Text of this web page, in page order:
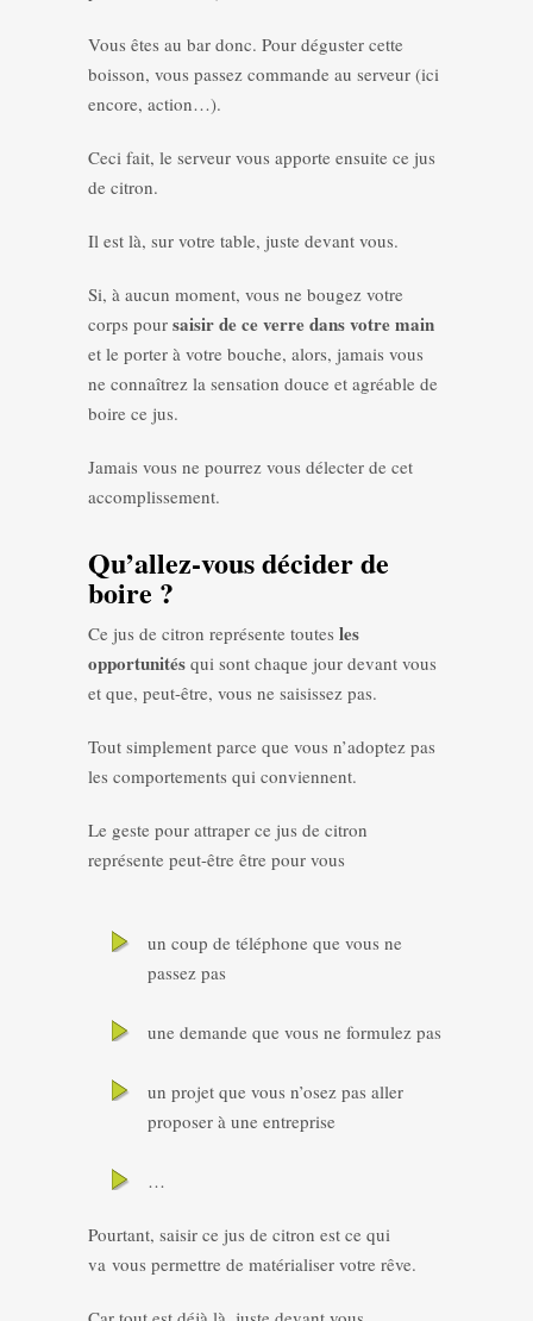
Vous êtes au bar donc. Pour déguster cette
boisson, vous passez commande au serveur (ici
encore, action…).
Ceci fait, le serveur vous apporte ensuite ce jus
de citron.
Il est là, sur votre table, juste devant vous.
Si, à aucun moment, vous ne bougez votre
corps pour saisir de ce verre dans votre main
et le porter à votre bouche, alors, jamais vous
ne connaîtrez la sensation douce et agréable de
boire ce jus.
Jamais vous ne pourrez vous délecter de cet
accomplissement.
Qu’allez-vous décider de
boire ?
Ce jus de citron représente toutes les
opportunités qui sont chaque jour devant vous
et que, peut-être, vous ne saisissez pas.
Tout simplement parce que vous n’adoptez pas
les comportements qui conviennent.
Le geste pour attraper ce jus de citron
représente peut-être être pour vous
un coup de téléphone que vous ne
passez pas
une demande que vous ne formulez pas
un projet que vous n’osez pas aller
proposer à une entreprise
…
Pourtant, saisir ce jus de citron est ce qui
va vous permettre de matérialiser votre rêve.